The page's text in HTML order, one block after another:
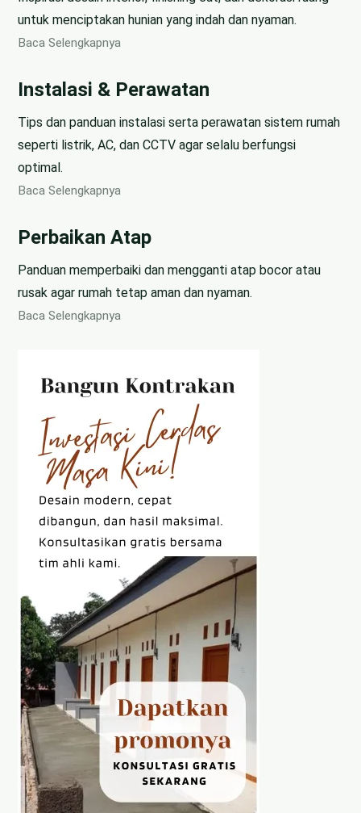
untuk menciptakan hunian yang indah dan nyaman.
Baca Selengkapnya
Instalasi & Perawatan
Tips dan panduan instalasi serta perawatan sistem rumah
seperti listrik, AC, dan CCTV agar selalu berfungsi
optimal.
Baca Selengkapnya
Perbaikan Atap
Panduan memperbaiki dan mengganti atap bocor atau
rusak agar rumah tetap aman dan nyaman.
Baca Selengkapnya